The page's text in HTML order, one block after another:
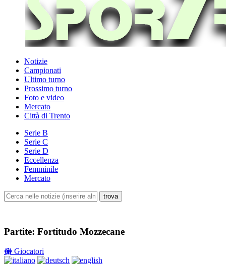
Notizie
Campionati
Ultimo turno
Prossimo turno
Foto e video
Mercato
Città di Trento
Serie B
Serie C
Serie D
Eccellenza
Femminile
Mercato
Partite: Fortitudo Mozzecane
Giocatori